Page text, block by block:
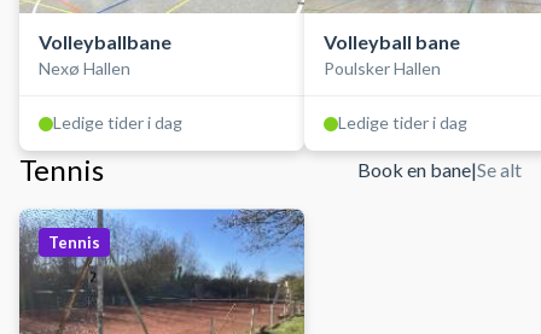
Volleyballbane
Nexø Hallen
Ledige tider i dag
Volleyball bane
Poulsker Hallen
Ledige tider i dag
Tennis Book en bane|Se alt
Tennis